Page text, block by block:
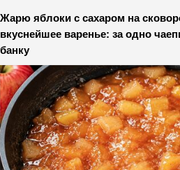
Жарю яблоки с сахаром на
вкуснейшее варенье: за одно
банку